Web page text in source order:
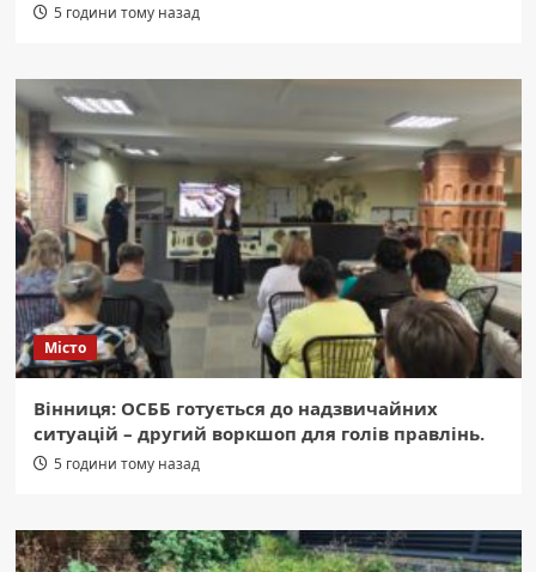
5 години тому назад
Місто
Вінниця: ОСББ готується до надзвичайних
ситуацій – другий воркшоп для голів правлінь.
5 години тому назад